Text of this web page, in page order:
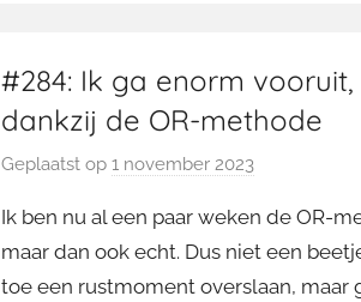
#284: Ik ga enorm vooruit,
dankzij de OR-methode
Geplaatst op 1 november 2023d
o
r
M
Ik ben nu al een paar weken de OR-
maar dan ook echt. Dus niet een
toe een rustmoment overslaan, maar